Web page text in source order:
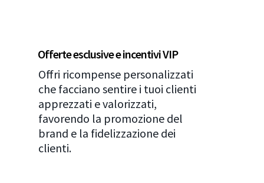
Offerte esclusive e incentivi VIP
Offri ricompense personalizzati
che facciano sentire i tuoi clienti
apprezzati e valorizzati,
favorendo la promozione del
brand e la fidelizzazione dei
clienti.